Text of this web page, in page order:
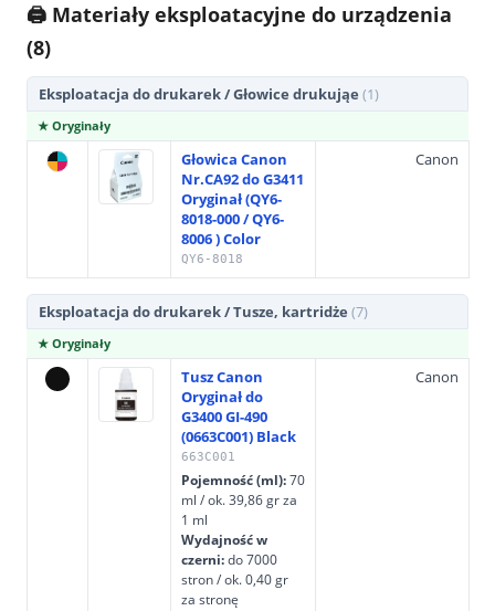
🖨 Materiały eksploatacyjne do urządzenia
(8)
Eksploatacja do drukarek / Głowice drukująe (1)
★ Oryginały
Głowica Canon
Nr.CA92 do G3411
Oryginał (QY6-
8018-000 / QY6-
8006 ) Color
QY6-8018
Canon
Eksploatacja do drukarek / Tusze, kartridże (7)
★ Oryginały
Tusz Canon
Oryginał do
G3400 GI-490
(0663C001) Black
663C001
Pojemność (ml):70
ml / ok. 39,86 gr za
1 ml
Wydajność w
czerni:do 7000
stron / ok. 0,40 gr
za stronę
Canon